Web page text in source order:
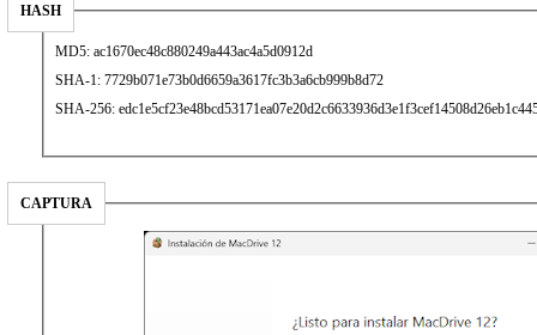
HASH
MD5: ac1670ec48c880249a443ac4a5d0912d
SHA-1: 7729b071e73b0d6659a3617fc3b3a6cb999b8d72
SHA-256:
CAPTURA